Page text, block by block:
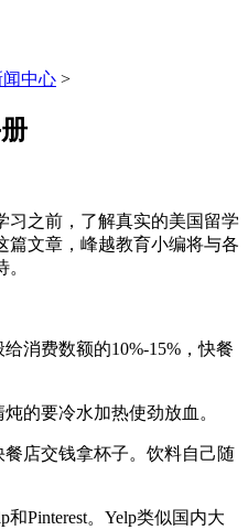
闻中心 >
之前，了解真实的美国留学
篇文章，峰越教育小编将与各
消费数额的10%-15%，快餐
要冷水加热使劲放血。
店交钱拿杯子。饮料自己随
Pinterest。Yelp类似国内大